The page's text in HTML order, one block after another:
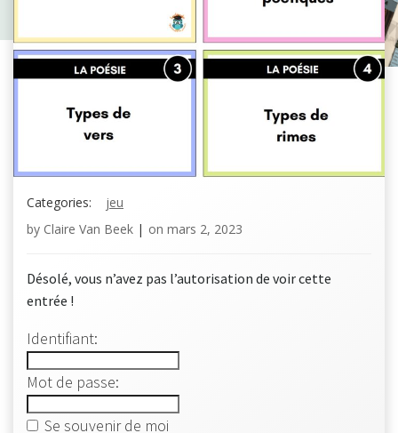
Categories:
jeu
by Claire Van Beek | on mars 2, 2023
Désolé, vous n’avez pas l’autorisation de voir cette
entrée !
Identifiant:
Mot de passe:
Se souvenir de moi